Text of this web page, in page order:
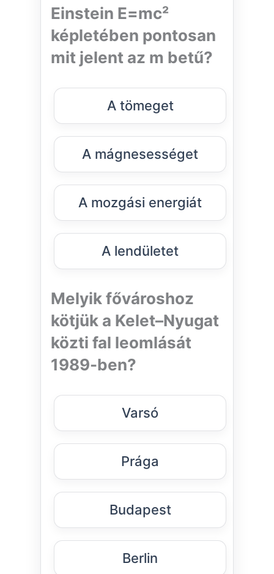
Einstein E=mc²
képletében pontosan
mit jelent az m betű?
A tömeget
A mágnesességet
A mozgási energiát
A lendületet
Melyik fővároshoz
kötjük a Kelet–Nyugat
közti fal leomlását
1989-ben?
Varsó
Prága
Budapest
Berlin